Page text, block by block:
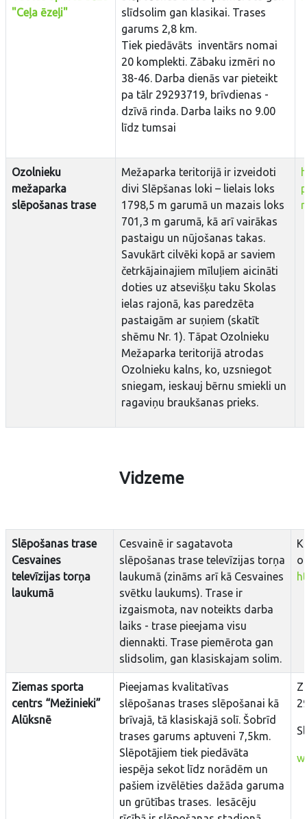
"Ceļa ēzeļi"
slīdsolim gan klasikai. Trases
garums 2,8 km.
Tiek piedāvāts inventārs nomai
20 komplekti. Zābaku izmēri no
38-46. Darba dienās var pieteikt
pa tālr 29293719, brīvdienas -
dzīvā rinda. Darba laiks no 9.00
līdz tumsai
Ozolnieku
mežaparka
slēpošanas trase
Mežaparka teritorijā ir izveidoti
divi Slēpšanas loki – lielais loks
1798,5 m garumā un mazais loks
701,3 m garumā, kā arī vairākas
pastaigu un nūjošanas takas.
Savukārt cilvēki kopā ar saviem
četrkājainajiem mīluļiem aicināti
doties uz atsevišķu taku Skolas
ielas rajonā, kas paredzēta
pastaigām ar suņiem (skatīt
shēmu Nr. 1). Tāpat Ozolnieku
Mežaparka teritorijā atrodas
Ozolnieku kalns, ko, uzsniegot
sniegam, ieskauj bērnu smiekli un
ragaviņu braukšanas prieks.
Vidzeme
Slēpošanas trase
Cesvaines
televīzijas torņa
laukumā
Cesvainē ir sagatavota
slēpošanas trase televīzijas torņa
laukumā (zināms arī kā Cesvaines
svētku laukums). Trase ir
izgaismota, nav noteikts darba
laiks - trase pieejama visu
diennakti. Trase piemērota gan
slidsolim, gan klasiskajam solim.
Ziemas sporta
centrs “Mežinieki”
Alūksnē
Pieejamas kvalitatīvas
slēpošanas trases slēpošanai kā
brīvajā, tā klasiskajā solī. Šobrīd
trases garums aptuveni 7,5km.
Slēpotājiem tiek piedāvāta
iespēja sekot līdz norādēm un
pašiem izvēlēties dažāda garuma
un grūtības trases. Iesācēju